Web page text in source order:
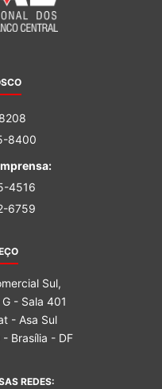
8400
4516
6759
Sul,
- Sala 401
- Asa Sul
Brasília - DF
REDES: